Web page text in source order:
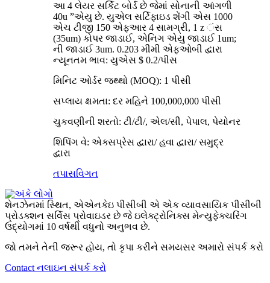
આ 4 લેયર સર્કિટ બોર્ડ છે જેમાં સોનાની આંગળી
40u ”એયુ છે. યુએલ સર્ટિફાઇડ શેંગી એસ 1000
એચ ટીજી 150 એફઆર 4 સામગ્રી, 1 z ંસ
(35um) કોપર જાડાઈ, એનિગ એયુ જાડાઈ 1um;
ની જાડાઈ 3um. 0.203 મીમી એફઓબી દ્વારા
ન્યૂનતમ ભાવ: યુએસ $ 0.2/પીસ
મિનિટ ઓર્ડર જથ્થો (MOQ): 1 પીસી
સપ્લાય ક્ષમતા: દર મહિને 100,000,000 પીસી
ચુકવણીની શરતો: ટી/ટી/, એલ/સી, પેપાલ, પેયોનર
શિપિંગ વે: એક્સપ્રેસ દ્વારા/ હવા દ્વારા/ સમુદ્ર
દ્વારા
તપાસવિગત
શેનઝેનમાં સ્થિત, એએનકેઇ પીસીબી એ એક વ્યાવસાયિક પીસીબી
પ્રોડક્શન સર્વિસ પ્રોવાઇડર છે જે ઇલેક્ટ્રોનિક્સ મેન્યુફેક્ચરિંગ
ઉદ્યોગમાં 10 વર્ષથી વધુનો અનુભવ છે.
જો તમને તેની જરૂર હોય, તો કૃપા કરીને સમયસર અમારો સંપર્ક કરો
Contact નલાઇન સંપર્ક કરો